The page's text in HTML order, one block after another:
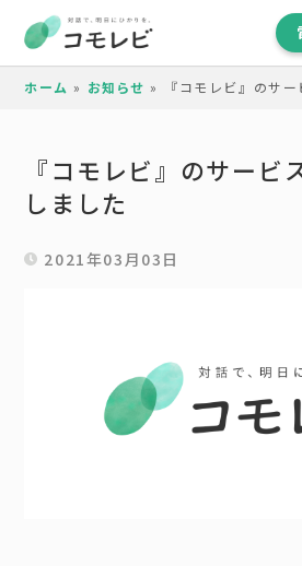
ホーム » お知らせ » 『コモレビ』のサ
『コモレビ』のサービ
しました
2021年03月03日